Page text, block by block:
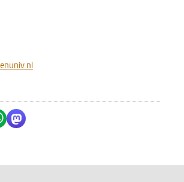
op LinkedIn
via WhatsApp
Delen via Mastodon